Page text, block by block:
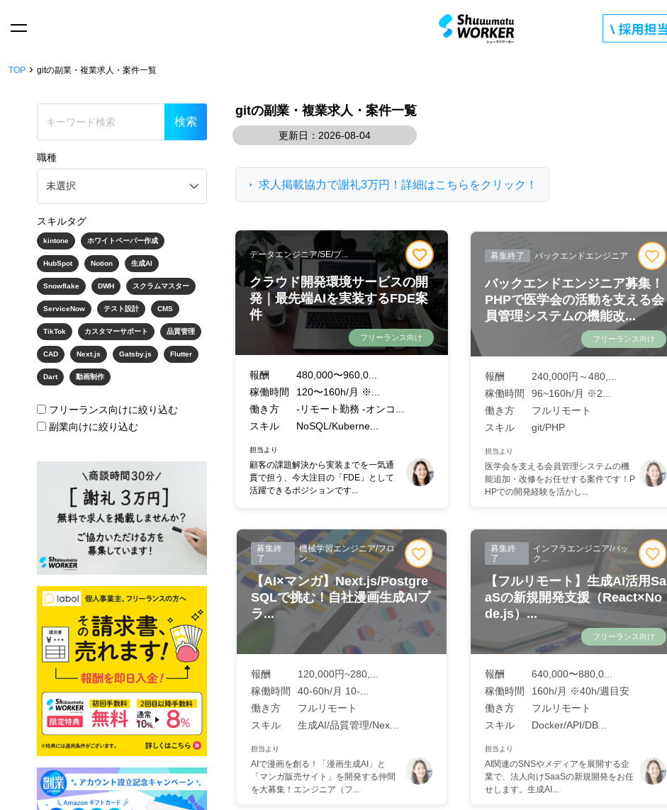
TOP › gitの副業・複業求人・案件一覧
職種
スキルタグ
kintone ホワイトペーパー作成
HubSpot Notion 生成AI
Snowflake DWH スクラムマスター
ServiceNow テスト設計 CMS
TikTok カスタマーサポート 品質管理
CAD Next.js Gatsby.js Flutter
Dart 動画制作
フリーランス向けに絞り込む
副業向けに絞り込む
gitの副業・複業求人・案件一覧
更新日：2026-08-04
求人掲載協力で謝礼3万円！詳細はこちらをクリック！
データエンジニア/SE/プ...
クラウド開発環境サービスの開
発｜最先端AIを実装するFDE案
件
フリーランス向け
報酬
480,000〜960,0...
稼働時間
120〜160h/月 ※...
働き方
-リモート勤務 -オンコ...
スキル
NoSQL/Kuberne...
担当より
顧客の課題解決から実装までを一気通
貫で担う、今大注目の「FDE」として
活躍できるポジションです...
募集終了 バックエンドエンジニア
バックエンドエンジニア募集！
PHPで医学会の活動を支える会
員管理システムの機能改...
フリーランス向け
報酬
240,000円～480,...
稼働時間
96~160h/月 ※2...
働き方
フルリモート
スキル
git/PHP
担当より
医学会を支える会員管理システムの機
能追加・改修をお任せする案件です！P
HPでの開発経験を活かし...
募集終
了
機械学習エンジニア/フロ
ン...
【AI×マンガ】Next.js/Postgre
SQLで挑む！自社漫画生成AIプ
ラ...
報酬
120,000円~280,...
稼働時間
40-60h/月 10-...
働き方
フルリモート
スキル
生成AI/品質管理/Nex...
担当より
AIで漫画を創る！「漫画生成AI」と
「マンガ販売サイト」を開発する仲間
を大募集！エンジニア（フ...
募集終
了
インフラエンジニア/バッ
ク...
【フルリモート】生成AI活用Sa
aSの新規開発支援（React×No
de.js）...
フリーランス向け
報酬
640,000〜880,0...
稼働時間
160h/月 ※40h/週目安
働き方
フルリモート
スキル
Docker/API/DB...
担当より
AI関連のSNSやメディアを展開する企
業で、法人向けSaaSの新規開発をお任
せします。生成AI...